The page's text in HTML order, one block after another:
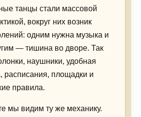
танцы стали массовой
вокруг них возник
одним нужна музыка и
— тишина во дворе. Так
наушники, удобная
расписания, площадки и
правила.
мы видим ту же механику.